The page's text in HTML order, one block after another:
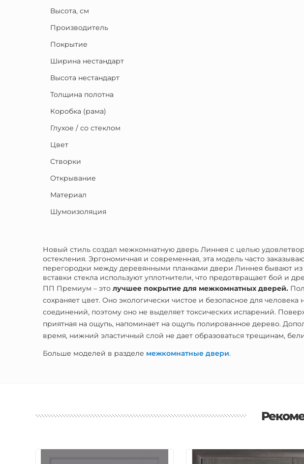
Высота, см
Производитель
Покрытие
Ширина нестандарт
Высота нестандарт
Толщина полотна
Коробка (рама)
Глухое / со стеклом
Цвет
Створки
Открывание
Материал
Шумоизоляция
Новый стиль создал межкомнатную дверь Линнея с целью
остекления. Эргономичная и современная, эта модель часто
перегородки между деревянными планками двери Линнея бывают из
вставки стекла используют уплотнители, что предотвращает бой и
ПП Премиум – это лучшее покрытие для межкомнатных дверей.
сохраняет цвет. Оно экологически чистое и безопасное для
соединений, поэтому оно не выделяет токсических испарений.
приятная на ощупь, напоминает на ощупь полированное дерево.
время, нижний эластичный слой не дает образоваться трещинам,
Больше моделей в разделе межкомнатные двери.